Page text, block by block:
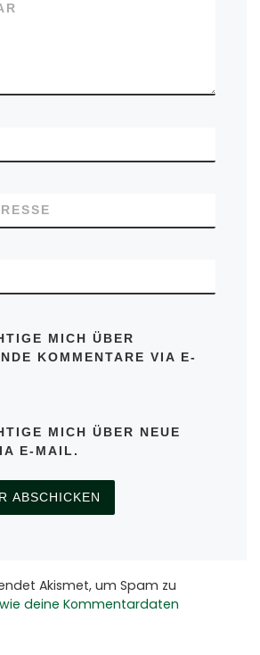
MICH ÜBER
KOMMENTARE VIA E-
MICH ÜBER NEUE
E-MAIL.
Akismet, um Spam zu
deine Kommentardaten